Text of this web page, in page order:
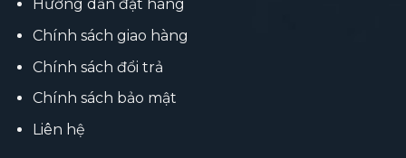
Hướng dẫn đặt hàng
Chính sách giao hàng
Chính sách đổi trả
Chính sách bảo mật
Liên hệ